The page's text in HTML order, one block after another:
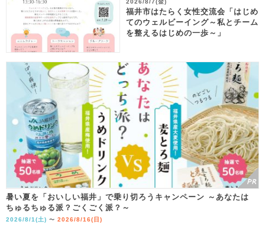
福井市はたらく女性交流会「はじめ
てのウェルビーイング～私とチーム
を整えるはじめの一歩～」
暑い夏を「おいしい福井」で乗り切ろうキャンペーン ～あなたは
ちゅるちゅる派？ごくごく派？～
2026/8/1(土) 〜 2026/8/16(日)